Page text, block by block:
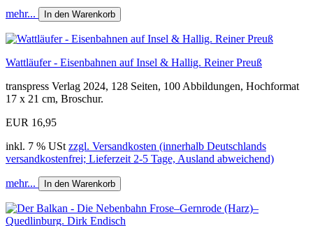
mehr... In den Warenkorb
Wattläufer - Eisenbahnen auf Insel & Hallig. Reiner Preuß
transpress Verlag 2024, 128 Seiten, 100 Abbildungen, Hochformat
17 x 21 cm, Broschur.
EUR 16,95
inkl. 7 % USt zzgl. Versandkosten (innerhalb Deutschlands
versandkostenfrei; Lieferzeit 2-5 Tage, Ausland abweichend)
mehr... In den Warenkorb